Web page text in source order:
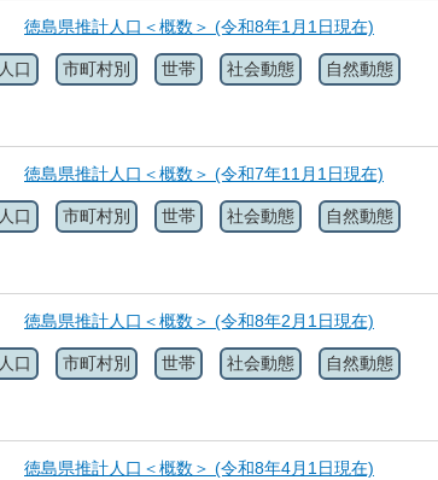
徳島県推計人口＜概数＞ (令和8年1月1日現在)
人口 市町村別 世帯 社会動態 自然動態
徳島県推計人口＜概数＞ (令和7年11月1日現在)
人口 市町村別 世帯 社会動態 自然動態
徳島県推計人口＜概数＞ (令和8年2月1日現在)
人口 市町村別 世帯 社会動態 自然動態
徳島県推計人口＜概数＞ (令和8年4月1日現在)